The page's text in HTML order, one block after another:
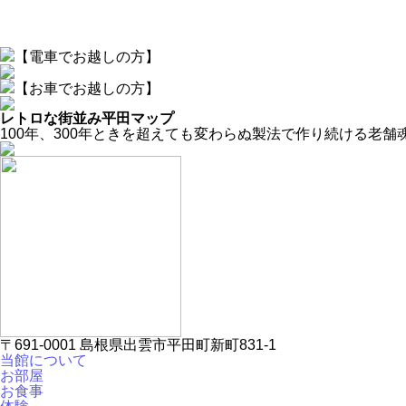
【電車でお越しの方】
【お車でお越しの方】
レトロな街並み平田マップ
100年、300年ときを超えても変わらぬ製法で作り続ける老舗
〒691-0001 島根県出雲市平田町新町831-1
当館について
お部屋
お食事